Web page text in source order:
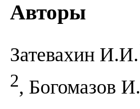
Авторы
Затевахин И.И.
2, Богомазов